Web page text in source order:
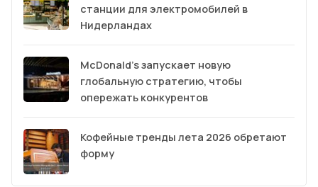
станции для электромобилей в
Нидерландах
McDonald’s запускает новую
глобальную стратегию, чтобы
опережать конкурентов
Кофейные тренды лета 2026 обретают
форму